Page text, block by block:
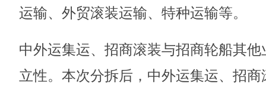
运输、外贸滚装运输、特种运输等。
中外运集运、招商滚装与招商轮船其
立性。本次分拆后，中外运集运、招